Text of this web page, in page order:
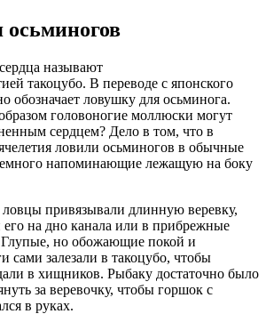
называют
такоцубо. В переводе с японского
обозначает ловушку для осьминога.
головоногие моллюски могут
сердцем? Дело в том, что в
ловили осьминогов в обычные
напоминающие лежащую на боку
привязывали длинную веревку,
его на дно канала или в прибрежные
Глупые, но обожающие покой и
сами залезали в такоцубо, чтобы
в хищников. Рыбаку достаточно было
за веревочку, чтобы горшок с
в руках.